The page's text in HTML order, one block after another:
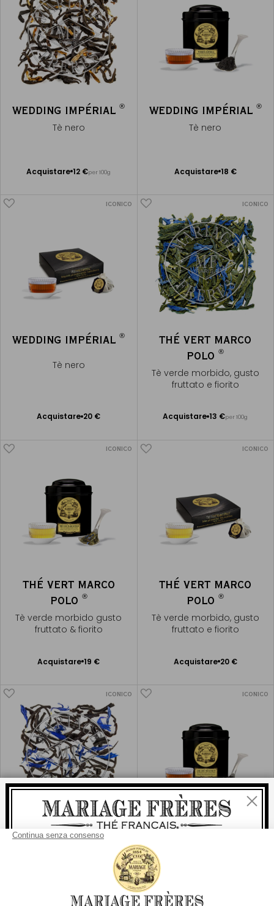
WEDDING IMPÉRIAL®
Tè nero
Acquistare 12 €per 100g
Aggiungere
WEDDING IMPÉRIAL ®
Tè nero
Acquistare 18 €
Aggiungere
ICONICO
WEDDING IMPÉRIAL®
Tè nero
Acquistare 20 €
Aggiungere
ICONICO
THÉ VERT MARCO
POLO®
Tè verde morbido, gusto
fruttato e fiorito
Acquistare 13 €per 100g
Aggiungere
ICONICO
THÉ VERT MARCO
POLO ®
Tè verde morbido gusto
fruttato & fiorito
Acquistare 19 €
Aggiungere
ICONICO
THÉ VERT MARCO
POLO®
Tè verde morbido, gusto
fruttato e fiorito
Acquistare 20 €
Aggiungere
ICONICO
EARL GREY FRENCH
®
ICONICO
EARL GREY FRENCH
Chiudi
Benvenuti
Per ogni acquisto, laconsegna